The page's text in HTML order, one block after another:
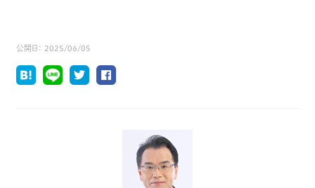
公開日： 2025/06/05